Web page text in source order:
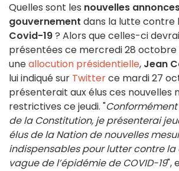
Quelles sont les nouvelles
gouvernement dans la lutte contre
Covid-19? Alors que celles-ci
présentées ce mercredi 28 octobre
uneallocution présidentielle, Jean
lui indiqué sur Twitterce mardi 27
présenterait aux élus ces nouvelles
restrictives ce jeudi. "
de la Constitution, je présenterai
élus de la Nation de nouvelles
indispensables pour lutter contre la
vague de l’épidémie de COVID-19",